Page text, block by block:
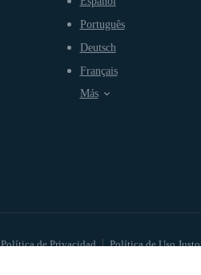
Política de Privacidad Política de Uso Justo
Português
Deutsch
Français
Más